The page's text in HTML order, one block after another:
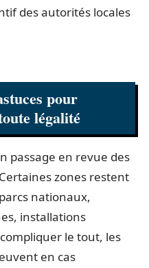
des autorités locales
pour
légalité
passage en revue des
zones restent
nationaux,
installations
le tout, les
en cas